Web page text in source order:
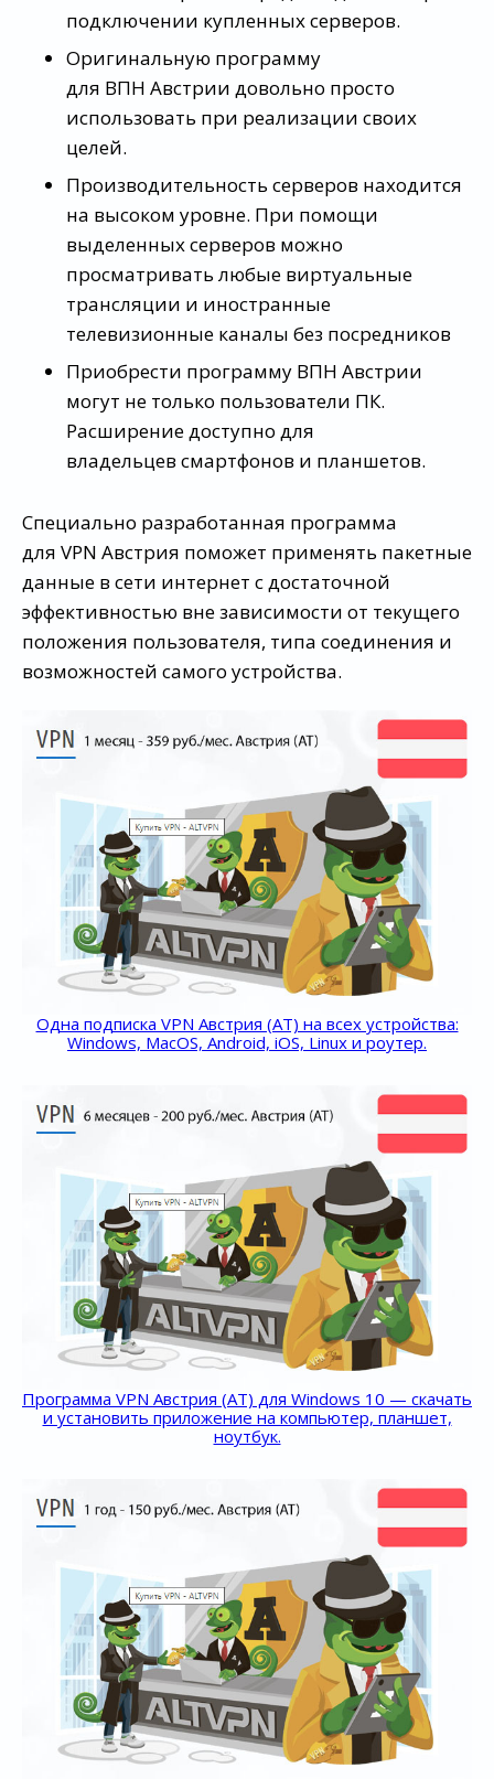
подключении купленных серверов.
Оригинальную программу
для ВПН Австрии довольно просто
использовать при реализации своих
целей.
Производительность серверов находится
на высоком уровне. При помощи
выделенных серверов можно
просматривать любые виртуальные
трансляции и иностранные
телевизионные каналы без посредников
Приобрести программу ВПН Австрии
могут не только пользователи ПК.
Расширение доступно для
владельцев смартфонов и планшетов.
Специально разработанная программа
для VPN Австрия поможет применять пакетные
данные в сети интернет с достаточной
эффективностью вне зависимости от текущего
положения пользователя, типа соединения и
возможностей самого устройства.
Одна подписка VPN Австрия (AT) на всех устройства:
Windows, MacOS, Android, iOS, Linux и роутер.
Программа VPN Австрия (AT) для Windows 10 — скачать
и установить приложение на компьютер, планшет,
ноутбук.